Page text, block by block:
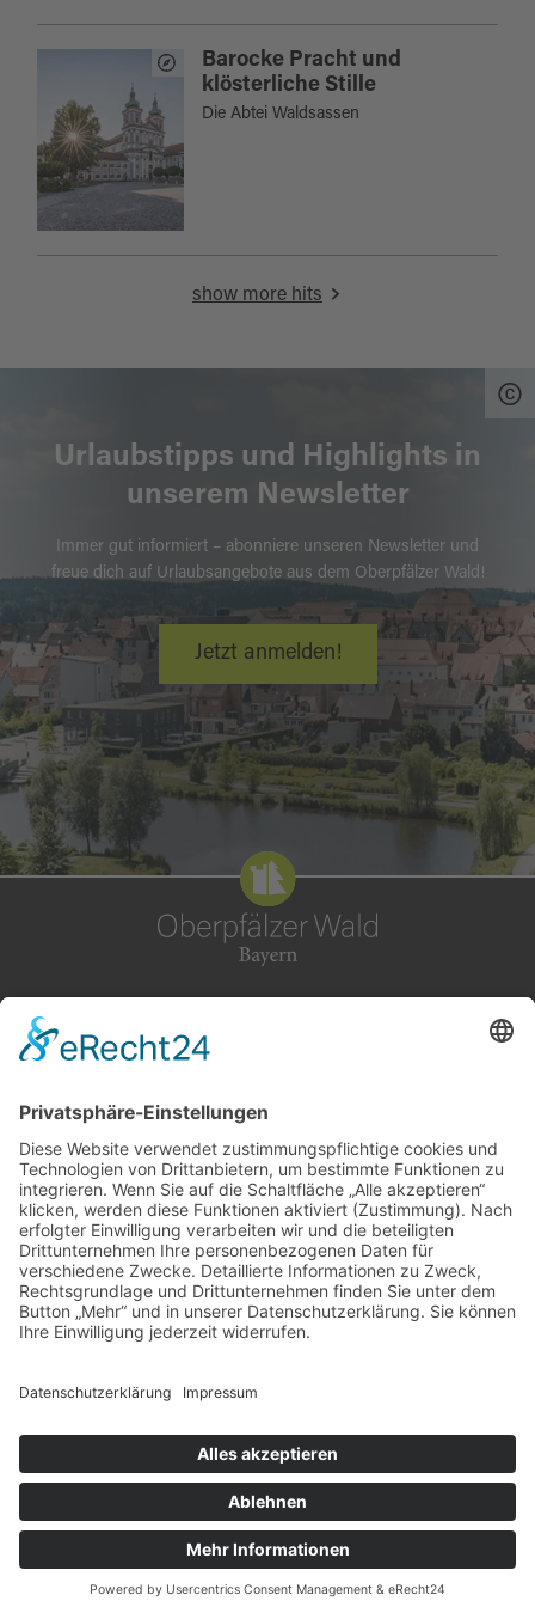
Barocke Pracht und
klösterliche Stille
Die Abtei Waldsassen
show more hits
Urlaubstipps und Highlights in
unserem Newsletter
Immer gut informiert – abonniere unseren Newsletter und
freue dich auf Urlaubsangebote aus dem Oberpfälzer Wald!
Jetzt anmelden!
Oberpfälzer Wald:
E-Mail: info@oberpfaelzerwald.de
Presse Partner-Bereich Impressum Kontakt
Datenschutz AGB und Reisebedingungen Widerruf
Barrierefreiheit
© Oberpfälzer Wald 2026
Touren Erlebnisse Karte